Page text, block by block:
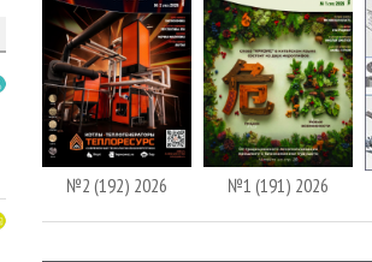
№2 (192) 2026 №1 (191) 2026